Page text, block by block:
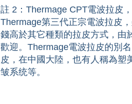
註 2：Thermage CPT電波拉皮
Thermage第三代正宗電波拉皮
錢高於其它種類的拉皮方式，由
歡迎。Thermage電波拉皮的別
皮，在中國大陸，也有人稱為塑
皱系统等。